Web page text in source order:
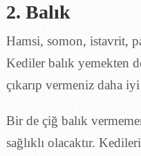
2. Balık
Hamsi, somon, istavrit,
Kediler balık yemekten
çıkarıp vermeniz daha
Bir de çiğ balık
sağlıklı olacaktır.